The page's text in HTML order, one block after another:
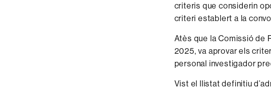
criteris que considerin
criteri establert a la
Atès que la Comissió de
2025, va aprovar els
personal investigador
Vist el llistat definitiu